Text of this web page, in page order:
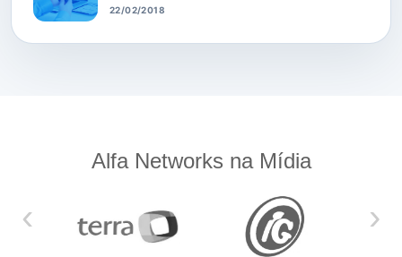
22/02/2018
Alfa Networks na Mídia
‹ ›